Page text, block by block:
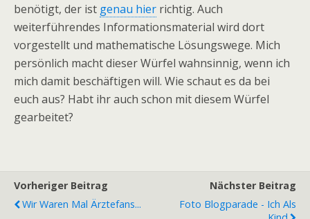
benötigt, der ist genau hier richtig. Auch
weiterführendes Informationsmaterial wird dort
vorgestellt und mathematische Lösungswege. Mich
persönlich macht dieser Würfel wahnsinnig, wenn ich
mich damit beschäftigen will. Wie schaut es da bei
euch aus? Habt ihr auch schon mit diesem Würfel
gearbeitet?
Vorheriger Beitrag
Wir Waren Mal Ärztefans...
Nächster Beitrag
Foto Blogparade - Ich Als